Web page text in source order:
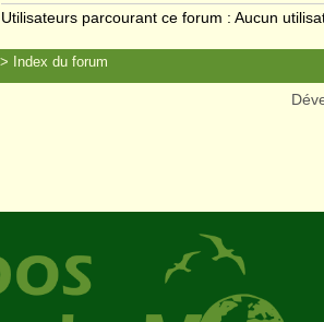
Utilisateurs parcourant ce forum : Aucun
Index du forum